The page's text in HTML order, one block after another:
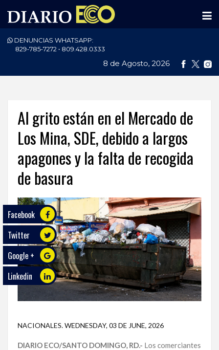
DENUNCIAS WHATSAPP:
829-785-7272 • 809.428.0333
8 de Agosto, 2026
PORTADA
ECONOMÍA
ENTRETENIMIENTO
SALUD
TECNOLOGÍA
ECO
PLAY
TRABAJOS
DE
INVESTIGACIÓN
NACIONAL
Al grito están en el Mercado de
Los Mina, SDE, debido a largos
apagones y la falta de recogida
de basura
Facebook
Twitter
Google +
Linkedin
NACIONALES.WEDNESDAY, 03 DE JUNE, 2026
DIARIO ECO/SANTO DOMINGO, RD.- Los comerciantes